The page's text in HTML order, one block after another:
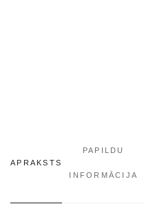
APRAKSTS
PAPILDU
INFORMĀCIJA